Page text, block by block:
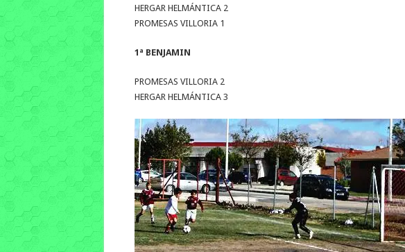
HERGAR HELMÁNTICA 2
PROMESAS VILLORIA 1
1ª BENJAMIN
PROMESAS VILLORIA 2
HERGAR HELMÁNTICA 3